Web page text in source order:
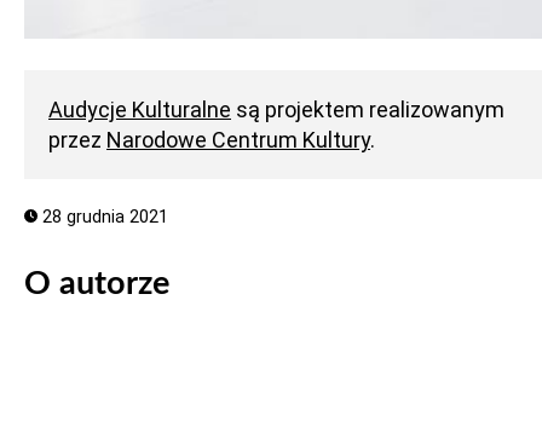
Audycje Kulturalne są projektem realizowanym
przez Narodowe Centrum Kultury.
28 grudnia 2021
O autorze